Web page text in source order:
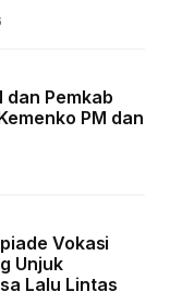
Pemkab
PM dan
Vokasi
Unjuk
Lalu Lintas